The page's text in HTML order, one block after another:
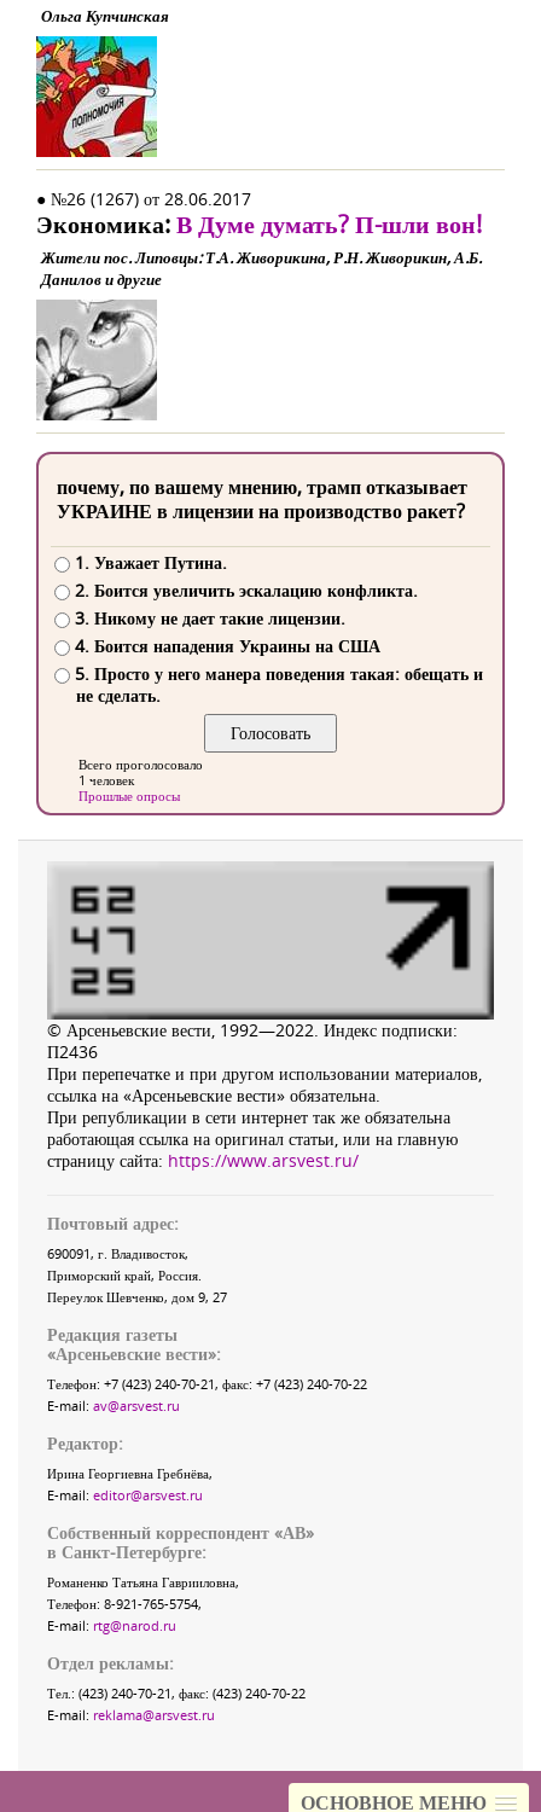
ОСНОВНОЕ МЕНЮ
Ольга Купчинская
● №26 (1267) от 28.06.2017
Экономика:В Думе думать? П-шли вон!
Жители пос. Липовцы: Т.А. Живорикина, Р.Н. Живорикин, А.Б.
Данилов и другие
почему, по вашему мнению, трамп отказывает
УКРАИНЕ в лицензии на производство ракет?
1. Уважает Путина.
2. Боится увеличить эскалацию конфликта.
3. Никому не дает такие лицензии.
4. Боится нападения Украины на США
5. Просто у него манера поведения такая: обещать и
не сделать.
Всего проголосовало
1 человек
Прошлые опросы
© Арсеньевские вести, 1992—2022. Индекс подписки:
П2436
При перепечатке и при другом использовании материалов,
ссылка на «Арсеньевские вести» обязательна.
При републикации в сети интернет так же обязательна
работающая ссылка на оригинал статьи, или на главную
страницу сайта: https://www.arsvest.ru/
Почтовый адрес:
690091, г. Владивосток,
Приморский край, Россия
Переулок Шевченко, дом 9, 27
Редакция газеты
«Арсеньевские вести»:
Телефон: +7 (423) 240-70-21, факс: +7 (423) 240-70-22
E-mail: av@arsvest.ru
Редактор:
Ирина Георгиевна Гребнёва,
E-mail: editor@arsvest.ru
Собственный корреспондент «АВ»
в Санкт-Петербурге:
Романенко Татьяна Гаврииловна,
Телефон: 8-921-765-5754,
E-mail: rtg@narod.ru
Отдел рекламы:
Тел.: (423) 240-70-21, факс: (423) 240-70-22
E-mail: reklama@arsvest.ru